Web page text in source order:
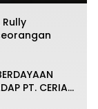
PT. CERIA